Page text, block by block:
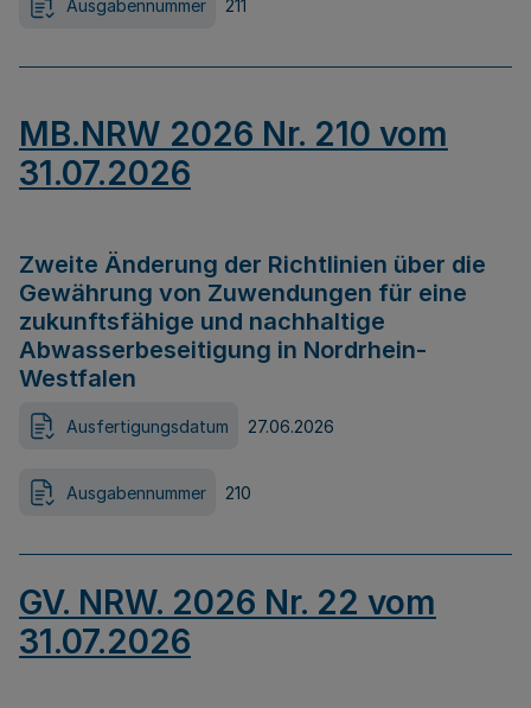
Ausgabennummer 211
MB.NRW 2026 Nr. 210 vom
31.07.2026
Zweite Änderung der Richtlinien über die
Gewährung von Zuwendungen für eine
zukunftsfähige und nachhaltige
Abwasserbeseitigung in Nordrhein-
Westfalen
Ausfertigungsdatum 27.06.2026
Ausgabennummer 210
GV. NRW. 2026 Nr. 22 vom
31.07.2026